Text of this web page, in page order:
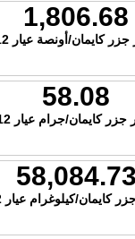
1,806.68
جزر كايمان/أونصة عيار 12
58.08
جزر كايمان/جرام عيار 12
58,084.73
كايمان/كيلوغرام عيار 12